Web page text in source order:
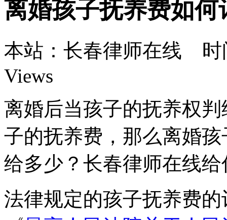
离婚孩子抚养费如何
本站：长春律师在线 时
Views
离婚后当孩子的抚养权
子的抚养费，那么离婚
给多少？长春律师在线
法律规定的孩子抚养费的